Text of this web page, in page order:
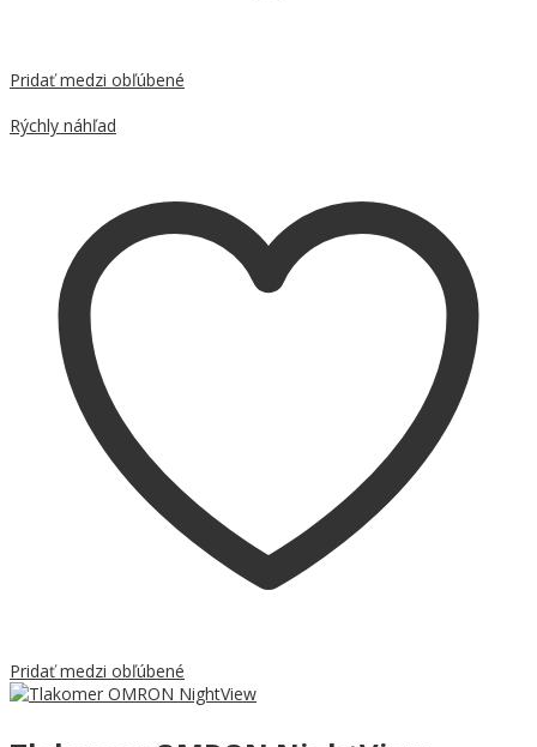
Pridať medzi obľúbené
Rýchly náhľad
Pridať medzi obľúbené